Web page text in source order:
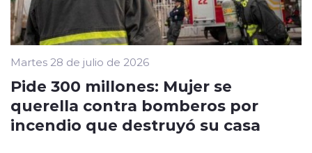
Martes 28 de julio de 2026
Pide 300 millones: Mujer se
querella contra bomberos por
incendio que destruyó su casa